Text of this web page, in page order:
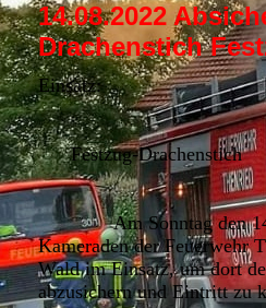
14.08.2022
Drachenstich
Festzug-
Am Sonntag den
Kameraden der Feuerwehr
Wald im Einsatz, um dort
abzusichern und Eintritt zu